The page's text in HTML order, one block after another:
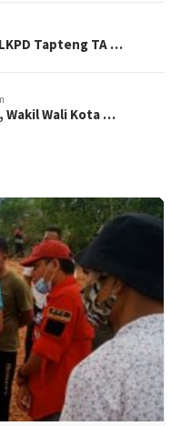
Tapteng TA …
Wakil Wali Kota …